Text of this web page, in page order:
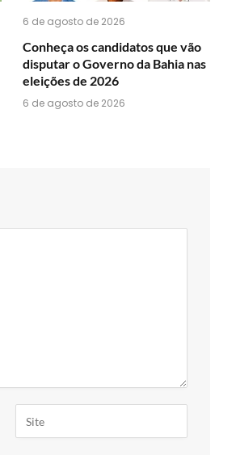
6 de agosto de 2026
Conheça os candidatos que vão
disputar o Governo da Bahia nas
eleições de 2026
6 de agosto de 2026